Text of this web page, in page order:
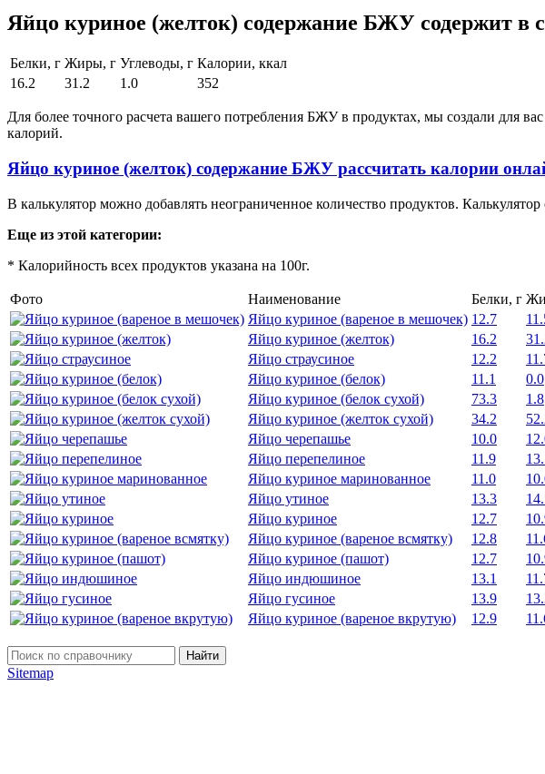
Яйцо куриное (желток) содержание БЖУ содержит в
Белки, г Жиры, г Углеводы, г Калории, ккал
16.2
31.2 1.0 352
Для более точного расчета вашего потребления БЖУ в продуктах, мы создали для
калорий.
Яйцо куриное (желток) содержание БЖУ рассчитать калории
В калькулятор можно добавлять неограниченное количество продуктов.
Еще из этой категории:
* Калорийность всех продуктов указана на 100г.
Фото Наименование Белки, г
Яйцо куриное (вареное в мешочек) 12.7
Яйцо куриное (желток)
16.2
Яйцо страусиное
12.2
Яйцо куриное (белок)
11.1 0.0
Яйцо куриное (белок сухой)
73.3 1.8
Яйцо куриное (желток сухой)
34.2
Яйцо черепашье
10.0
Яйцо перепелиное
11.9
Яйцо куриное маринованное
11.0
Яйцо утиное
13.3
Яйцо куриное
12.7
Яйцо куриное (вареное всмятку)
12.8
Яйцо куриное (пашот)
12.7
Яйцо индюшиное
13.1
Яйцо гусиное
13.9
Яйцо куриное (вареное вкрутую)
12.9
Найти
Sitemap